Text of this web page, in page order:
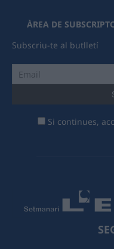
ÀREA DE
Subscriu-te al butlletí
Si continues,